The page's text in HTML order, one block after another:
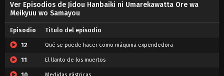
Ver Episodios de Jidou Hanbaiki ni Umarekawatta Ore wa
Meikyuu wo Samayou
Episodio Titulo del episodio
12 Qué se puede hacer como máquina expendedora
11 El llanto de los muertos